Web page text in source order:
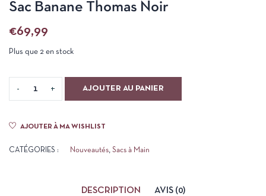
Sac Banane Thomas Noir
€69,99
Plus que 2 en stock
AJOUTER AU PANIER
AJOUTER À MA WISHLIST
CATÉGORIES : Nouveautés, Sacs à Main
DESCRIPTION AVIS (0)